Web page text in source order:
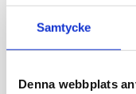
Samtycke
Denna webbplats
Simon